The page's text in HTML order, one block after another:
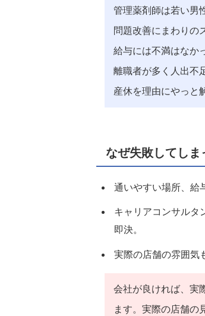
管理薬剤師は若い男
問題改善にまわりの
給与には不満はなか
離職者が多く人出不
産休を理由にやっと
なぜ失敗してしま
通いやすい場所、給
キャリアコンサルタ
即決。
実際の店舗の雰囲気
会社が良ければ、実
ます。実際の店舗の